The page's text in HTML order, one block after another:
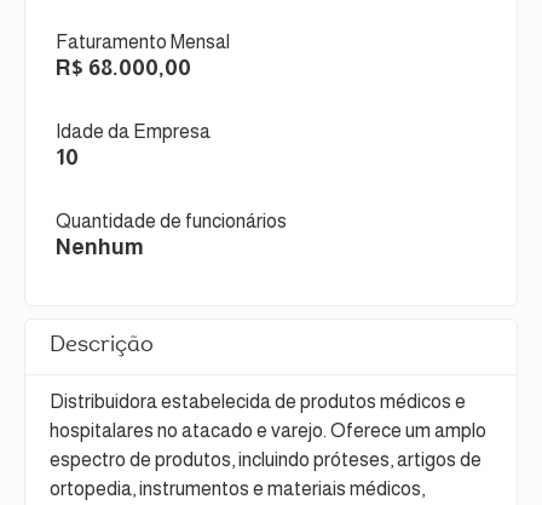
Faturamento Mensal
R$ 68.000,00
Idade da Empresa
10
Quantidade de funcionários
Nenhum
Descrição
Distribuidora estabelecida de produtos médicos e
hospitalares no atacado e varejo. Oferece um amplo
espectro de produtos, incluindo próteses, artigos de
ortopedia, instrumentos e materiais médicos,